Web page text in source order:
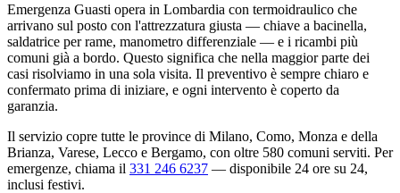
Emergenza Guasti opera in Lombardia con termoidraulico che
arrivano sul posto con l'attrezzatura giusta — chiave a bacinella,
saldatrice per rame, manometro differenziale — e i ricambi più
comuni già a bordo. Questo significa che nella maggior parte dei
casi risolviamo in una sola visita. Il preventivo è sempre chiaro e
confermato prima di iniziare, e ogni intervento è coperto da
garanzia.
Il servizio copre tutte le province di Milano, Como, Monza e della
Brianza, Varese, Lecco e Bergamo, con oltre 580 comuni serviti. Per
emergenze, chiama il 331 246 6237 — disponibile 24 ore su 24,
inclusi festivi.